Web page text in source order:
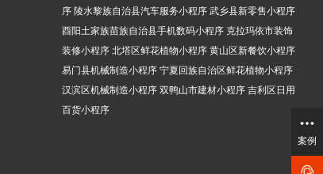
序 陵水黎族自治县汽车服务小程序 武乡县新零售小程序
酉阳土家族苗族自治县手机数码小程序 克拉玛依市装饰
装修小程序 北塔区鲜花植物小程序 黄山区新餐饮小程序
易门县机械制造小程序 宁夏回族自治区鲜花植物小程序
汉滨区机械制造小程序 双鸭山市建材小程序 吉利区日用
百货小程序
案例